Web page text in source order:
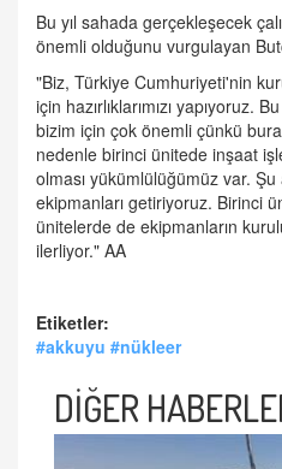
Bu yıl sahada gerçekleşecek
önemli olduğunu vurgulayan
"Biz, Türkiye Cumhuriyeti'nin
için hazırlıklarımızı yapıyoruz.
bizim için çok önemli çünkü
nedenle birinci ünitede inşaat
olması yükümlülüğümüz var.
ekipmanları getiriyoruz. Birinci
ünitelerde de ekipmanların
ilerliyor."​​​​​​​ AA
Etiketler:
#akkuyu #nükleer
DİĞER